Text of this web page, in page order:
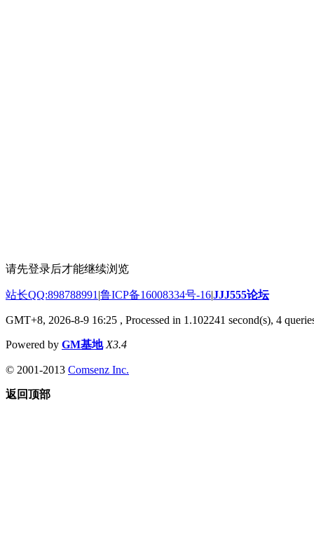
请先登录后才能继续浏览
站长QQ:898788991 |鲁ICP备16008334号-16|JJJ555论坛
GMT+8, 2026-8-9 16:25 , Processed in 1.102241 second(s), 4
Powered by GM基地 X3.4
© 2001-2013 Comsenz Inc.
返回顶部